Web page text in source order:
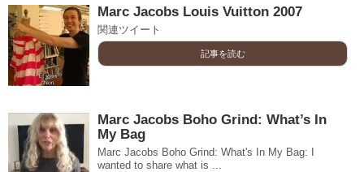
Marc Jacobs Louis Vuitton 2007
関連ツイート
記事を読む
Marc Jacobs Boho Grind: What’s In
My Bag
Marc Jacobs Boho Grind: What's In My Bag: I
wanted to share what is ...